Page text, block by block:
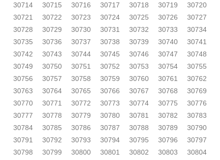
30714
30715 30716 30717 30718 30719
30720
30721
30722 30723 30724 30725 30726
30727
30728
30729 30730 30731 30732 30733
30734
30735
30736 30737 30738 30739 30740
30741
30742
30743 30744 30745 30746 30747
30748
30749
30750 30751 30752 30753 30754
30755
30756
30757 30758 30759 30760 30761
30762
30763
30764 30765 30766 30767 30768
30769
30770
30771 30772 30773 30774 30775
30776
30777
30778 30779 30780 30781 30782
30783
30784
30785 30786 30787 30788 30789
30790
30791
30792 30793 30794 30795 30796
30797
30798
30799 30800 30801 30802 30803
30804